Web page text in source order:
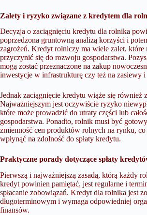
Zalety i ryzyko związane z kredytem dla
Decyzja o zaciągnięciu kredytu dla rolnika
poprzedzona gruntowną analizą korzyści i
zagrożeń. Kredyt rolniczy ma wiele zalet, które
przyczynić się do rozwoju gospodarstwa.
mogą zostać przeznaczone na zakup
inwestycje w infrastrukturę czy też na zasiewy
Jednak zaciągnięcie kredytu wiąże się również
Najważniejszym jest oczywiście ryzyko
które może prowadzić do utraty części lub
gospodarstwa. Ponadto, rolnik musi być
zmienność cen produktów rolnych na rynku, co
wpłynąć na zdolność do spłaty kredytu.
Praktyczne porady dotyczące spłaty
Pierwszą i najważniejszą zasadą, którą każdy
kredyt powinien pamiętać, jest regularne i
spłacanie zobowiązań. Kredyt dla rolnika jest
długoterminowym i wymaga odpowiedniej
finansów.